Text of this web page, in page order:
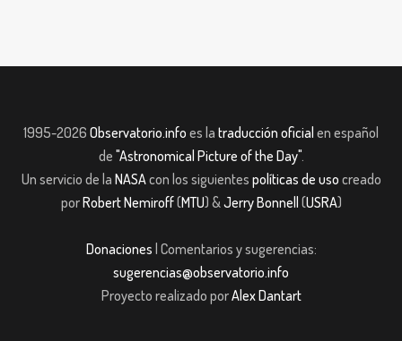
1995-2026 Observatorio.info es la traducción oficial en español
de "Astronomical Picture of the Day".
Un servicio de la NASAcon los siguientes políticas de uso creado
porRobert Nemiroff(MTU) &Jerry Bonnell (USRA)
Donaciones | Comentarios y sugerencias:
sugerencias@observatorio.info
Proyecto realizado porAlex Dantart